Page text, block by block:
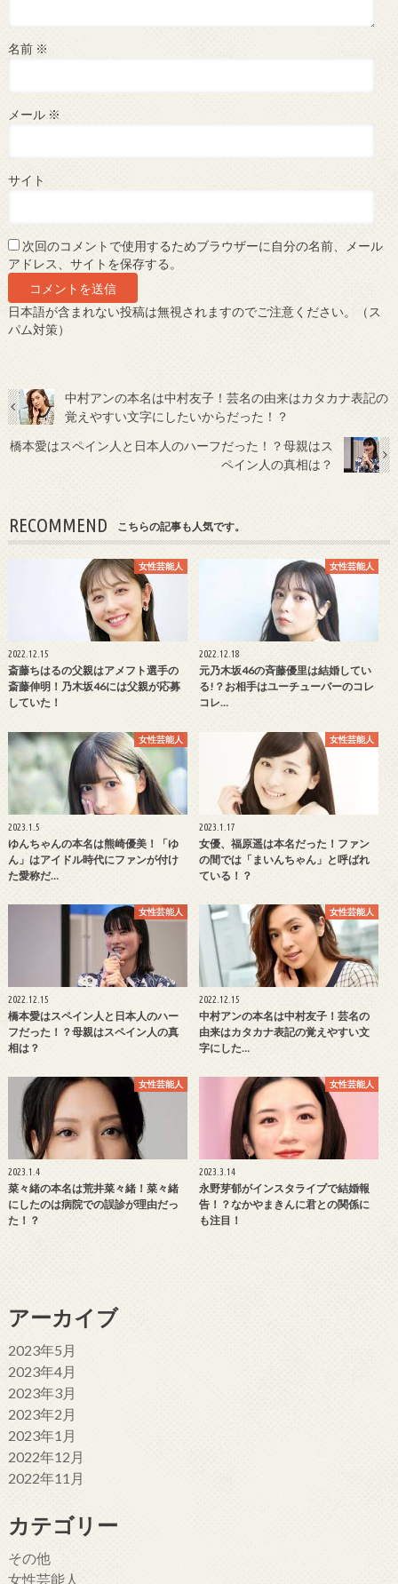
名前 ※
メール ※
サイト
次回のコメントで使用するためブラウザーに自分の名前、メール
アドレス、サイトを保存する。
日本語が含まれない投稿は無視されますのでご注意ください。（ス
パム対策）
中村アンの本名は中村友子！芸名の由来はカタカナ表記の
覚えやすい文字にしたいからだった！？
橋本愛はスペイン人と日本人のハーフだった！？母親はス
ペイン人の真相は？
RECOMMEND こちらの記事も人気です。
女性芸能人
2022.12.15
斎藤ちはるの父親はアメフト選手の
斎藤伸明！乃木坂46には父親が応募
していた！
女性芸能人
2022.12.18
元乃木坂46の斉藤優里は結婚してい
る!？お相手はユーチューバーのコレ
コレ…
女性芸能人
2023.1.5
ゆんちゃんの本名は熊崎優美！「ゆ
ん」はアイドル時代にファンが付け
た愛称だ…
女性芸能人
2023.1.17
女優、福原遥は本名だった！ファン
の間では「まいんちゃん」と呼ばれ
ている！？
女性芸能人
2022.12.15
橋本愛はスペイン人と日本人のハー
フだった！？母親はスペイン人の真
相は？
女性芸能人
2022.12.15
中村アンの本名は中村友子！芸名の
由来はカタカナ表記の覚えやすい文
字にした…
女性芸能人
2023.1.4
菜々緒の本名は荒井菜々緒！菜々緒
にしたのは病院での誤診が理由だっ
た！？
女性芸能人
2023.3.14
永野芽郁がインスタライブで結婚報
告！？なかやまきんに君との関係に
も注目！
アーカイブ
2023年5月
2023年4月
2023年3月
2023年2月
2023年1月
2022年12月
2022年11月
カテゴリー
その他
女性芸能人